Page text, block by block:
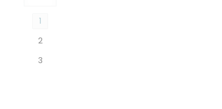
1
2
3